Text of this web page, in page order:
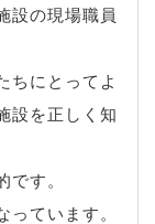
設の現場職員
ちにとってよ
設を正しく知
す。
ています。